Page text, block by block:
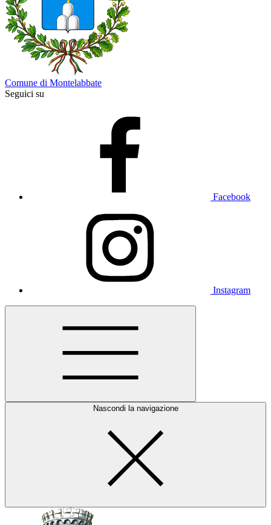
Comune di Montelabbate
Seguici su
Facebook
Instagram
Nascondi la navigazione